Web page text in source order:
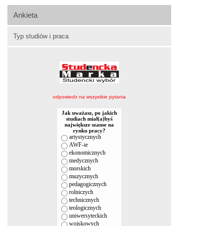
Ankieta
Typ studiów i praca
odpowiedz na wszystkie pytania